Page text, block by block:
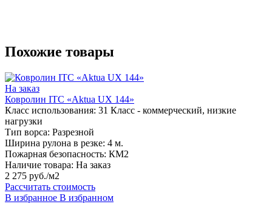
Похожие товары
На заказ
Ковролин ITC «Aktua UX 144»
Класс использования: 31 Класс - коммерческий, низкие
нагрузки
Тип ворса: Разрезной
Ширина рулона в резке: 4 м.
Пожарная безопасность: КМ2
Наличие товара: На заказ
2 275 руб./м2
Рассчитать стоимость
В избранное В избранном